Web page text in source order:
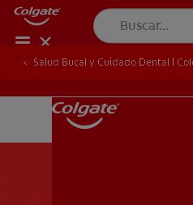
Salud Bucal y Cuidado Dental |